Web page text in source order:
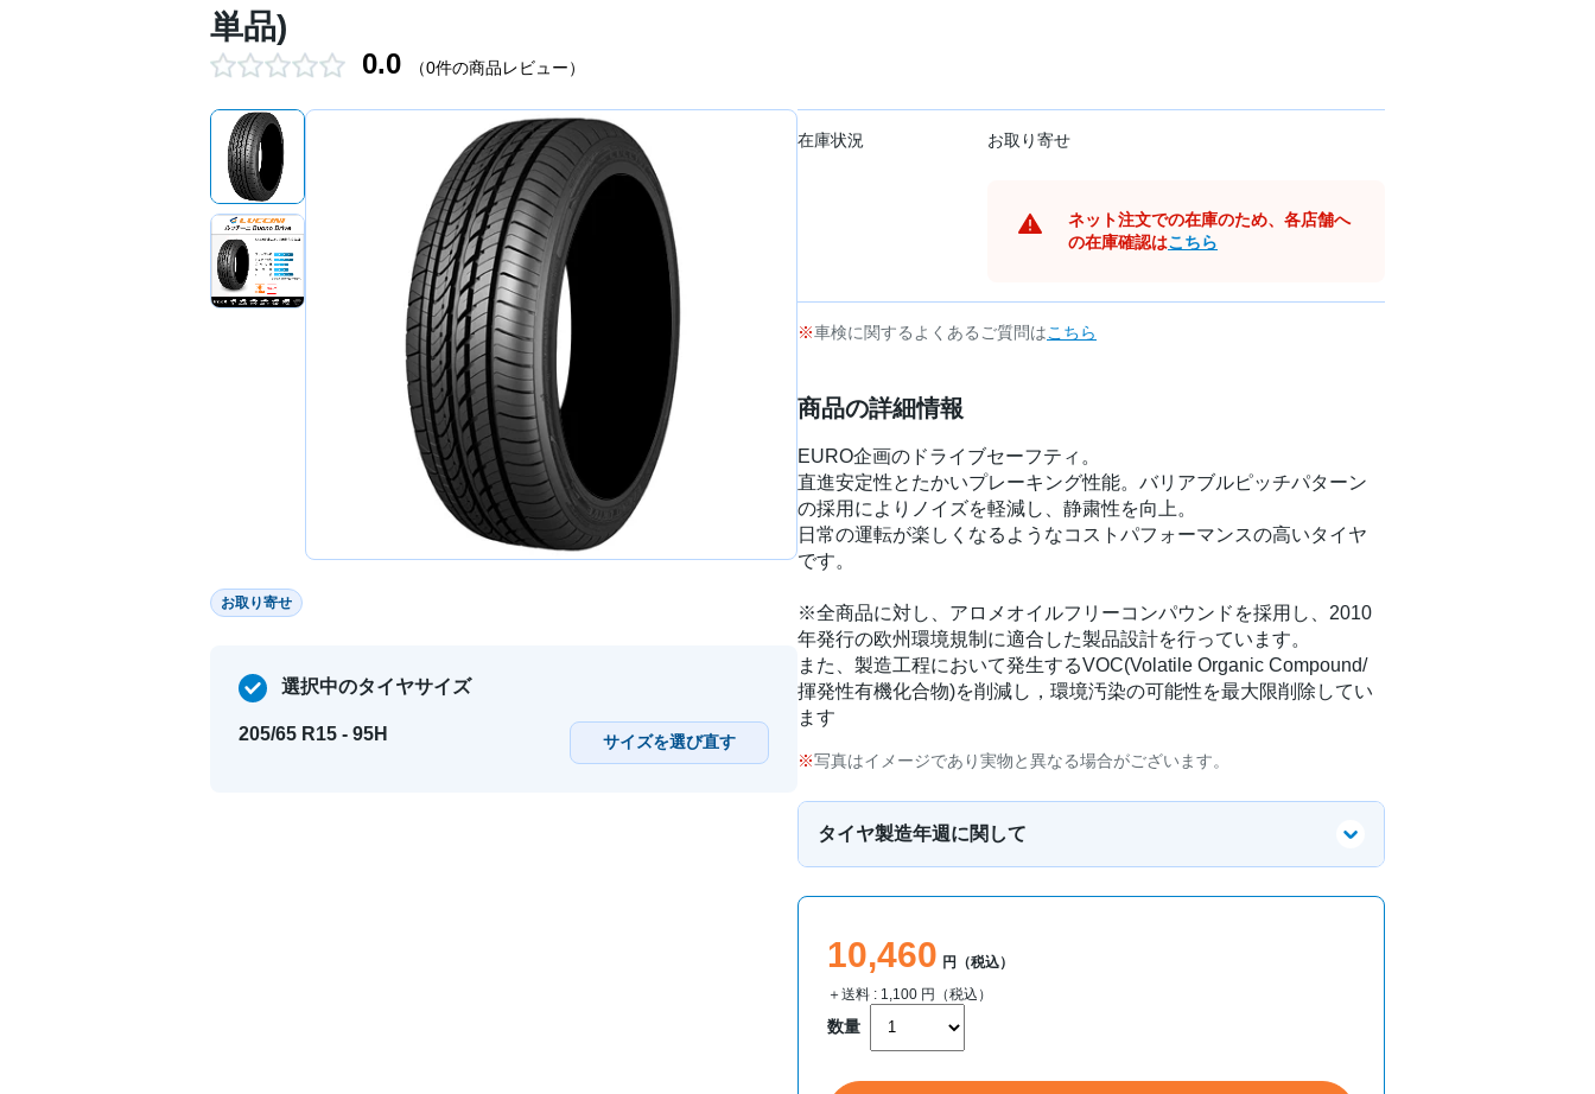
単品)
0.0 （0件の商品レビュー）
お取り寄せ
選択中のタイヤサイズ
205/65 R15 - 95H サイズを選び直す
在庫状況 お取り寄せ
ネット注文での在庫のため、各店舗へ
の在庫確認はこちら
車検に関するよくあるご質問はこちら
商品の詳細情報
EURO企画のドライブセーフティ。
直進安定性とたかいプレーキング性能。バリアブルピッチパターン
の採用によりノイズを軽減し、静粛性を向上。
日常の運転が楽しくなるようなコストパフォーマンスの高いタイヤ
です。
※全商品に対し、アロメオイルフリーコンパウンドを採用し、2010
年発行の欧州環境規制に適合した製品設計を行っています。
また、製造工程において発生するVOC(Volatile Organic Compound/
揮発性有機化合物)を削減し，環境汚染の可能性を最大限削除してい
ます
写真はイメージであり実物と異なる場合がございます。
タイヤ製造年週に関して
10,460 円（税込）
＋送料 : 1,100 円（税込）
数量